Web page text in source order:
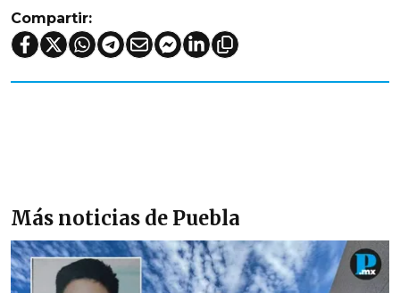
Compartir:
Más noticias de Puebla